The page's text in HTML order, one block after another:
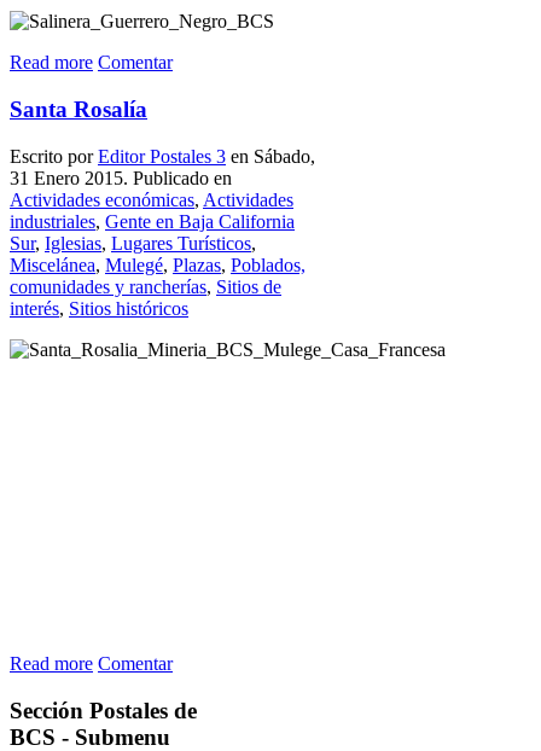
Read more Comentar
Santa Rosalía
Escrito porEditor Postales 3 en Sábado,
31 Enero 2015. Publicado en
Actividades económicas, Actividades
industriales, Gente en Baja California
Sur, Iglesias, Lugares Turísticos,
Miscelánea, Mulegé, Plazas, Poblados,
comunidades y rancherías, Sitios de
interés, Sitios históricos
Read more Comentar
Sección Postales de
BCS - Submenu